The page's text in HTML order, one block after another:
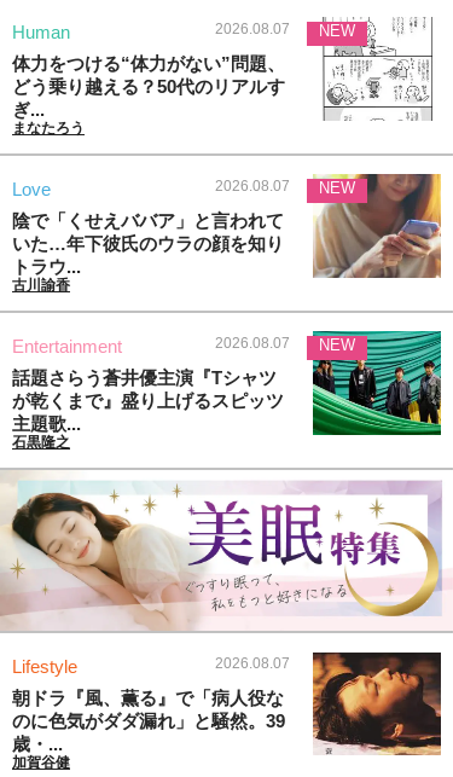
Human 2026.08.07
体力をつける“体力がない”問題、
どう乗り越える？50代のリアルす
ぎ...
まなたろう
NEW
Love 2026.08.07
陰で「くせえババア」と言われて
いた…年下彼氏のウラの顔を知り
トラウ...
古川諭香
NEW
Entertainment 2026.08.07
話題さらう蒼井優主演『Tシャツ
が乾くまで』盛り上げるスピッツ
主題歌...
石黒隆之
NEW
Lifestyle 2026.08.07
朝ドラ『風、薫る』で「病人役な
のに色気がダダ漏れ」と騒然。39
歳・...
加賀谷健